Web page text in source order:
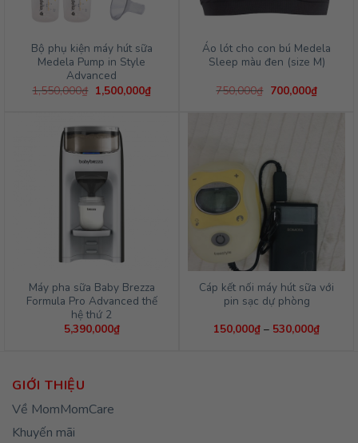
Bộ phụ kiện máy hút sữa
Medela Pump in Style
Advanced
1,550,000₫ Giá
gốc
1,500,000₫Giá
hiện
Áo lót cho con bú Medela
Sleep màu đen (size M)
750,000₫ Giá
700,000₫Giá
hiện
Máy pha sữa Baby Brezza
Formula Pro Advanced thế
hệ thứ 2
5,390,000₫
Cáp kết nối máy hút sữa với
pin sạc dự phòng
150,000₫ – 530,000₫Khoảng
GIỚI THIỆU
Về MomMomCare
Khuyến mãi